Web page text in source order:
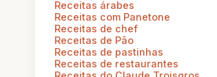
Receitas árabes
Receitas com Panetone
Receitas de chef
Receitas de Pão
Receitas de pastinhas
Receitas de restaurantes